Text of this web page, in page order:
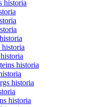
historia
historia
historia
historia